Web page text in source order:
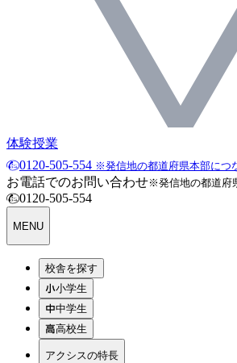
体験授業
0120-505-554 ※発信地の都道府県本部につ
お電話でのお問い合わせ※発信地の都道府
0120-505-554
MENU
校舎を探す
小学生
中学生
高校生
アクシスの特長